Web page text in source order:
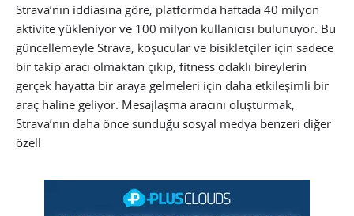
Strava’nın iddiasına göre, platformda haftada 40 milyon
aktivite yükleniyor ve 100 milyon kullanıcısı bulunuyor. Bu
güncellemeyle Strava, koşucular ve bisikletçiler için sadece
bir takip aracı olmaktan çıkıp, fitness odaklı bireylerin
gerçek hayatta bir araya gelmeleri için daha etkileşimli bir
araç haline geliyor. Mesajlaşma aracını oluşturmak,
Strava’nın daha önce sunduğu sosyal medya benzeri diğer
özell